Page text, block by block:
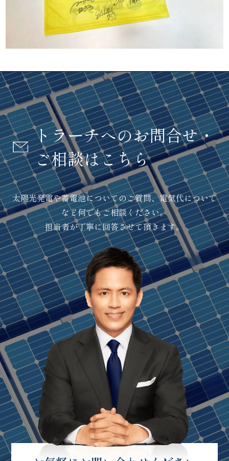
トラーチへのお問合せ・
ご相談はこちら
太陽光発電や蓄電池についてのご質問、電気代について
など何でもご相談ください。
担当者が丁寧に回答させて頂きます。